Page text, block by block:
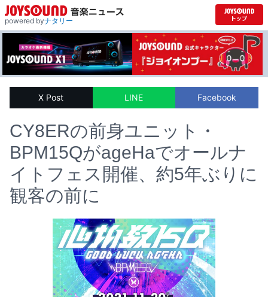
powered byナタリー
X Post LINE Facebook
CY8ERの前身ユニット・
BPM15QがageHaでオールナ
イトフェス開催、約5年ぶりに
観客の前に